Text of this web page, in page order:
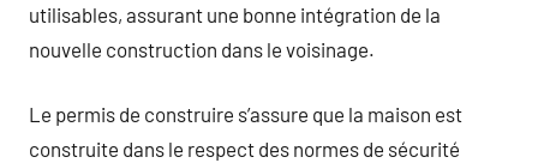
utilisables, assurant une bonne intégration de la
nouvelle construction dans le voisinage.
Le permis de construire s’assure que la maison est
construite dans le respect des normes de sécurité